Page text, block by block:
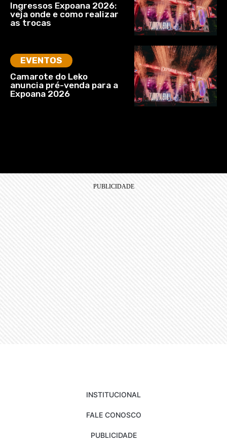
Ingressos Expoana 2026:
veja onde e como realizar
as trocas
EVENTOS
Camarote do Leko
anuncia pré-venda para a
Expoana 2026
INSTITUCIONAL
FALE CONOSCO
PUBLICIDADE